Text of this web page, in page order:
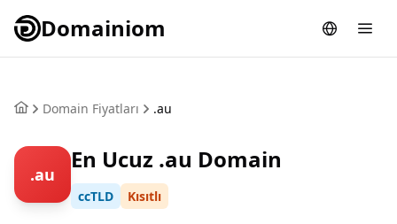
Domainiom
Domain Fiyatları .au
.au
En Ucuz .au Domain
ccTLD Kısıtlı